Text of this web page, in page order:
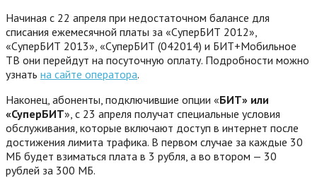
Начиная с 22 апреля при недостаточном балансе для
списания ежемесячной платы за «СуперБИТ 2012»,
«СуперБИТ 2013», «СуперБИТ (042014) и БИТ+Мобильное
ТВ они перейдут на посуточную оплату. Подробности можно
узнать на сайте оператора.
Наконец, абоненты, подключившие опции «БИТ» или
«СуперБИТ», с 23 апреля получат специальные условия
обслуживания, которые включают доступ в интернет после
достижения лимита трафика. В первом случае за каждые 30
МБ будет взиматься плата в 3 рубля, а во втором — 30
рублей за 300 МБ.